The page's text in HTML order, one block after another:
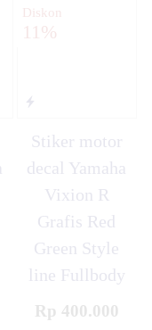
Diskon
11%
Stiker motor
decal Yamaha
Vixion R
Grafis Red
Green Style
line Fullbody
Rp 400.000